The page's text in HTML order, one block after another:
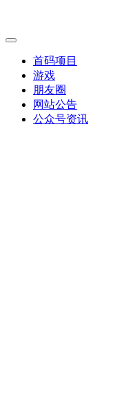
首码项目
游戏
朋友圈
网站公告
公众号资讯